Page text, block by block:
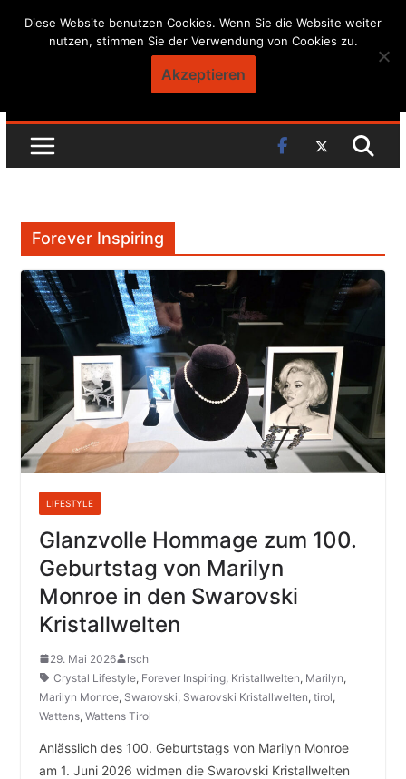
Skip
Forever Inspiring
LIFESTYLE
Glanzvolle Hommage zum 100.
Geburtstag von Marilyn
Monroe in den Swarovski
Kristallwelten
29. Mai 2026
rsch
Crystal Lifestyle, Forever Inspiring, Kristallwelten, Marilyn,
Marilyn Monroe, Swarovski, Swarovski Kristallwelten, tirol,
Wattens, Wattens Tirol
Anlässlich des 100. Geburtstags von Marilyn Monroe
am 1. Juni 2026 widmen die Swarovski Kristallwelten
Diese Website benutzen Cookies. Wenn Sie die Website weiter
nutzen, stimmen Sie der Verwendung von Cookies zu.
Akzeptieren